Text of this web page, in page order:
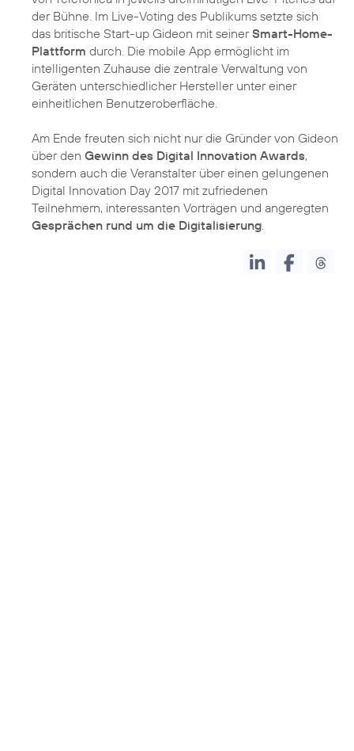
der Bühne. Im Live-Voting des Publikums setzte sich
das britische Start-up Gideon mit seinerSmart-Home-
Plattform durch. Die mobile App ermöglicht im
intelligenten Zuhause die zentrale Verwaltung von
Geräten unterschiedlicher Hersteller unter einer
einheitlichen Benutzeroberfläche.
Am Ende freuten sich nicht nur die Gründer von Gideon
über den Gewinn des Digital Innovation Awards,
sondern auch die Veranstalter über einen gelungenen
Digital Innovation Day 2017 mit zufriedenen
Teilnehmern, interessanten Vorträgen und angeregten
Gesprächen rund um die Digitalisierung.